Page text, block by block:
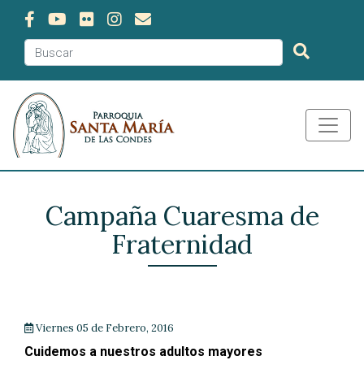
Campaña Cuaresma de
Fraternidad
Viernes 05 de Febrero, 2016
Cuidemos a nuestros adultos mayores